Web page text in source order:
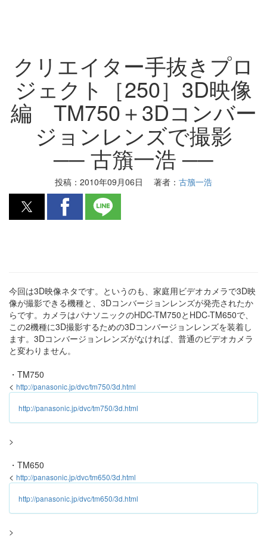
クリエイター手抜きプロ
ジェクト［250］3D映像
編 TM750＋3Dコンバー
ジョンレンズで撮影
── 古籏一浩 ──
投稿： 2010年09月06日 著者： 古籏一浩
今回は3D映像ネタです。というのも、家庭用ビデオカメラで3D映
像が撮影できる機種と、3Dコンバージョンレンズが発売されたか
らです。カメラはパナソニックのHDC-TM750とHDC-TM650で、
この2機種に3D撮影するための3Dコンバージョンレンズを装着し
ます。3Dコンバージョンレンズがなければ、普通のビデオカメラ
と変わりません。
・TM750
< http://panasonic.jp/dvc/tm750/3d.html
http://panasonic.jp/dvc/tm750/3d.html
>
・TM650
< http://panasonic.jp/dvc/tm650/3d.html
http://panasonic.jp/dvc/tm650/3d.html
>